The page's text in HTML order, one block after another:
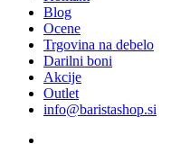
Blog
Ocene
Trgovina na debelo
Darilni boni
Akcije
Outlet
info@baristashop.si